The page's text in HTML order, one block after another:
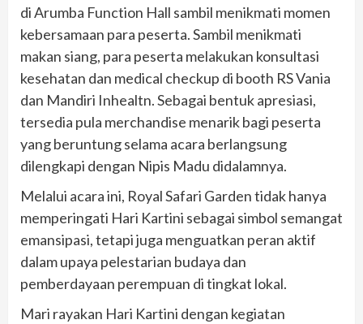
di Arumba Function Hall sambil menikmati momen
kebersamaan para peserta. Sambil menikmati
makan siang, para peserta melakukan konsultasi
kesehatan dan medical checkup di booth RS Vania
dan Mandiri Inhealtn. Sebagai bentuk apresiasi,
tersedia pula merchandise menarik bagi peserta
yang beruntung selama acara berlangsung
dilengkapi dengan Nipis Madu didalamnya.
Melalui acara ini, Royal Safari Garden tidak hanya
memperingati Hari Kartini sebagai simbol semangat
emansipasi, tetapi juga menguatkan peran aktif
dalam upaya pelestarian budaya dan
pemberdayaan perempuan di tingkat lokal.
Mari rayakan Hari Kartini dengan kegiatan